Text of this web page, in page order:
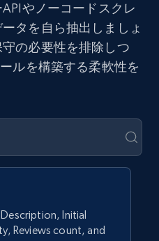
やノーコードスクレ
タを自ら抽出しましょ
の必要性を排除しつ
ルを構築する柔軟性を
Initial
Reviews count, and